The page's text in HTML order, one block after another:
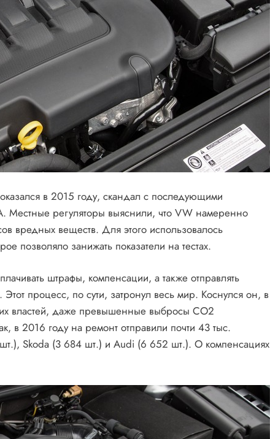
в 2015 году, скандал с последующими
Местные регуляторы выяснили, что VW намеренно
вредных веществ. Для этого использовалось
позволяло занижать показатели на тестах.
штрафы, компенсации, а также отправлять
процесс, по сути, затронул весь мир. Коснулся он, в
властей, даже превышенные выбросы СО2
в 2016 году на ремонт отправили почти 43 тыс.
Skoda (3 684 шт.) и Audi (6 652 шт.). О компенсациях